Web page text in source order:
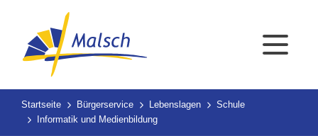
Startseite Bürgerservice Lebenslagen
Schule
Informatik und Medienbildung